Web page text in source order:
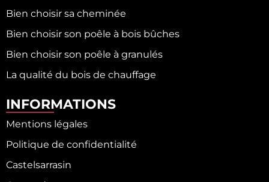
Bien choisir sa cheminée
Bien choisir son poêle à bois bûches
Bien choisir son poêle à granulés
La qualité du bois de chauffage
INFORMATIONS
Mentions légales
Politique de confidentialité
Castelsarrasin